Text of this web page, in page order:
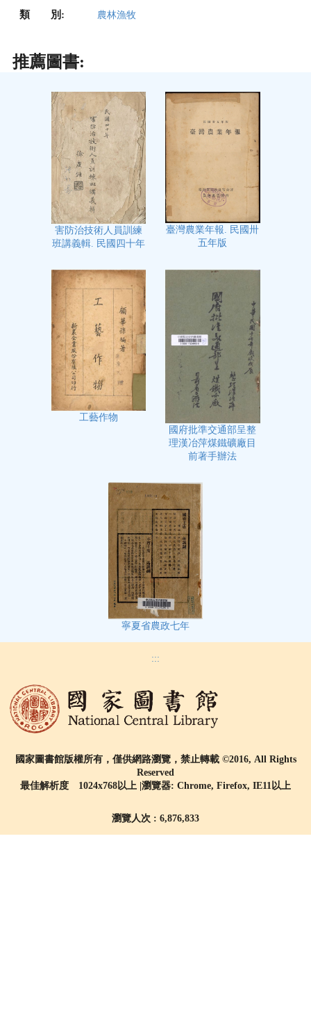
類 別: 農林漁牧
推薦圖書:
害防治技術人員訓練
班講義輯. 民國四十年
臺灣農業年報. 民國卅
五年版
工藝作物
國府批準交通部呈整
理漢冶萍煤鐵礦廠目
前著手辦法
寧夏省農政七年
:::
國家圖書館版權所有，僅供網路瀏覽，禁止轉載 ©2016, All Rights
Reserved
最佳解析度 1024x768以上 |瀏覽器: Chrome, Firefox, IE11以上
瀏覽人次 : 6,876,833